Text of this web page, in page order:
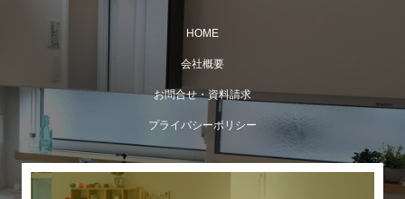
HOME
会社概要
お問合せ・資料請求
プライバシーポリシー